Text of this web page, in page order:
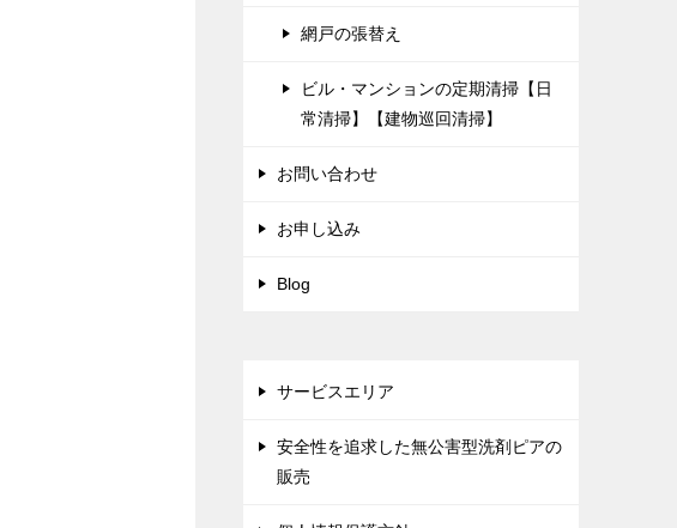
網戸の張替え
ビル・マンションの定期清掃【日
常清掃】【建物巡回清掃】
お問い合わせ
お申し込み
Blog
サービスエリア
安全性を追求した無公害型洗剤ピアの
販売